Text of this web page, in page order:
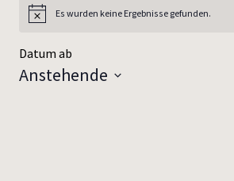
Personen
Forschung
Es wurden keine Ergebnisse gefunden.
Datum ab
Anstehende